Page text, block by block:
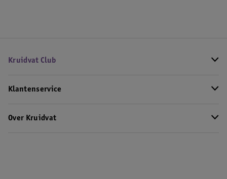
Kruidvat Club
Klantenservice
Over Kruidvat